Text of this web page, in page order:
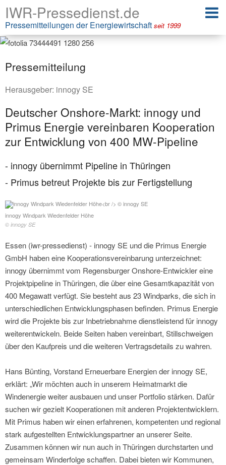
IWR-Pressedienst.de
Pressemitteilungen der Energiewirtschaft seit 1999
Pressemitteilung
Herausgeber: innogy SE
Deutscher Onshore-Markt: innogy und
Primus Energie vereinbaren Kooperation
zur Entwicklung von 400 MW-Pipeline
- innogy übernimmt Pipeline in Thüringen
- Primus betreut Projekte bis zur Fertigstellung
innogy Windpark Wiedenfelder Höhe
© innogy SE
Essen (iwr-pressedienst) - innogy SE und die Primus Energie
GmbH haben eine Kooperationsvereinbarung unterzeichnet:
innogy übernimmt vom Regensburger Onshore-Entwickler eine
Projektpipeline in Thüringen, die über eine Gesamtkapazität von
400 Megawatt verfügt. Sie besteht aus 23 Windparks, die sich in
unterschiedlichen Entwicklungsphasen befinden. Primus Energie
wird die Projekte bis zur Inbetriebnahme dienstleistend für innogy
weiterentwickeln. Beide Seiten haben vereinbart, Stillschweigen
über den Kaufpreis und die weiteren Vertragsdetails zu wahren.
Hans Bünting, Vorstand Erneuerbare Energien der innogy SE,
erklärt: „Wir möchten auch in unserem Heimatmarkt die
Windenergie weiter ausbauen und unser Portfolio stärken. Dafür
suchen wir gezielt Kooperationen mit anderen Projektentwicklern.
Mit Primus haben wir einen erfahrenen, kompetenten und regional
stark aufgestellten Entwicklungspartner an unserer Seite.
Zusammen können wir nun auch in Thüringen durchstarten und
gemeinsam Winderfolge schaffen. Dabei bieten wir Kommunen,